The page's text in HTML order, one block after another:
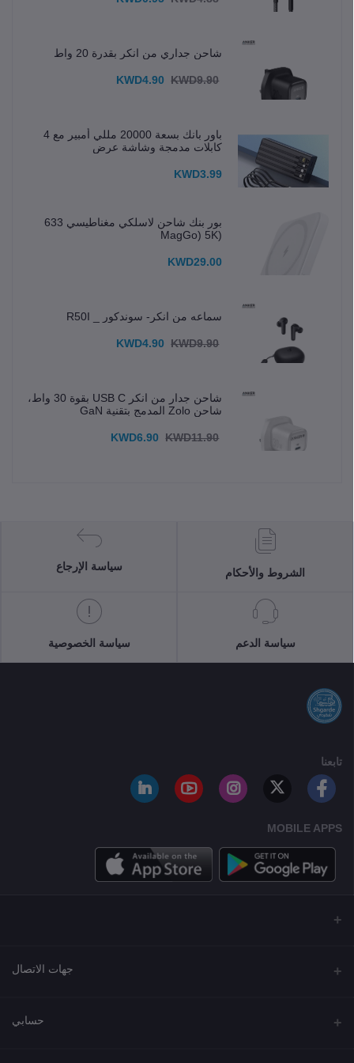
شاحن جداري من انكر بقدرة 20 واط
KWD4.90 KWD9.90
باور بانك بسعة 20000 مللي أمبير مع 4
كابلات مدمجة وشاشة عرض
KWD3.99
بور بنك شاحن لاسلكي مغناطيسي 633
(MagGo) 5K
KWD29.00
سماعه من انكر- سوندكور _ R50I
KWD4.90 KWD9.90
شاحن جدار من انكر USB C بقوة 30 واط،
شاحن Zolo المدمج بتقنية GaN
KWD6.90 KWD11.90
الشروط والأحكام
سياسة الإرجاع
سياسة الدعم سياسة الخصوصية
تابعنا
MOBILE APPS
جهات الاتصال
حسابي